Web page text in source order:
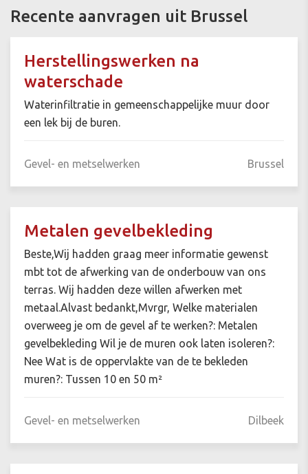
Recente aanvragen uit Brussel
Herstellingswerken na
waterschade
Waterinfiltratie in gemeenschappelijke muur door
een lek bij de buren.
Gevel- en metselwerken Brussel
Metalen gevelbekleding
Beste,Wij hadden graag meer informatie gewenst
mbt tot de afwerking van de onderbouw van ons
terras. Wij hadden deze willen afwerken met
metaal.Alvast bedankt,Mvrgr, Welke materialen
overweeg je om de gevel af te werken?: Metalen
gevelbekleding Wil je de muren ook laten isoleren?:
Nee Wat is de oppervlakte van de te bekleden
muren?: Tussen 10 en 50 m²
Gevel- en metselwerken Dilbeek